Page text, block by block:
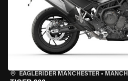
EAGLERIDER MANCHESTER •